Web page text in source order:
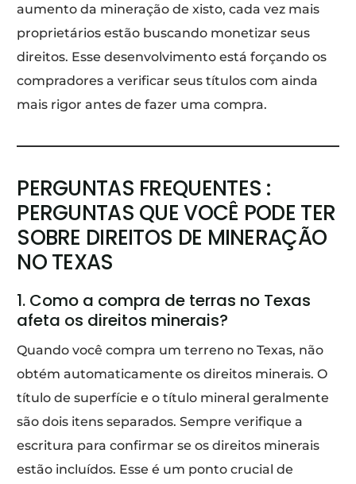
aumento da mineração de xisto, cada vez mais
proprietários estão buscando monetizar seus
direitos. Esse desenvolvimento está forçando os
compradores a verificar seus títulos com ainda
mais rigor antes de fazer uma compra.
PERGUNTAS FREQUENTES :
PERGUNTAS QUE VOCÊ PODE TER
SOBRE DIREITOS DE MINERAÇÃO
NO TEXAS
1. Como a compra de terras no Texas
afeta os direitos minerais?
Quando você compra um terreno no Texas, não
obtém automaticamente os direitos minerais. O
título de superfície e o título mineral geralmente
são dois itens separados. Sempre verifique a
escritura para confirmar se os direitos minerais
estão incluídos. Esse é um ponto crucial de